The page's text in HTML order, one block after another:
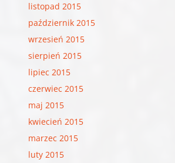
listopad 2015
październik 2015
wrzesień 2015
sierpień 2015
lipiec 2015
czerwiec 2015
maj 2015
kwiecień 2015
marzec 2015
luty 2015